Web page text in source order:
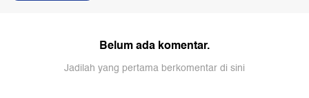
Belum ada komentar.
Jadilah yang pertama berkomentar di sini